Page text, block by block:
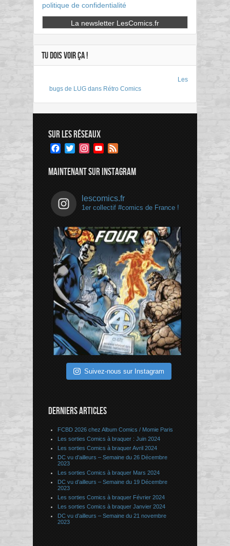
politique de confidentialité
TU DOIS VOIR ÇA !
Les
bugs de LUG dans Rétro Comics
SUR LES RÉSEAUX
Facebook
TwitterInstagramYouTube
MAINTENANT SUR INSTAGRAM
lescomics.fr
1er collectif #comics de France !
Suivez-nous sur Instagram
DERNIERS ARTICLES
FCBD 2026 chez Album Comics / Momie Paris
Les sorties Comics à braquer : Juin 2024
Les sorties Comics à braquer Avril 2024
DC vu d’ailleurs – Semaine du 26 Décembre
2023
Les sorties Comics à braquer Mars 2024
DC vu d’ailleurs – Semaine du 19 Décembre
2023
Les sorties Comics à braquer Février 2024
Les sorties Comics à braquer Janvier 2024
DC vu d’ailleurs – Semaine du 21 novembre
2023